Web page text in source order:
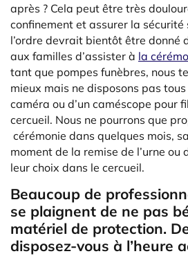
après ? Cela peut être très
confinement et assurer la
l’ordre devrait bientôt être donné
aux familles d’assister à la
tant que pompes funèbres, nous
mieux mais ne disposons pas
caméra ou d’un caméscope pour
cercueil. Nous ne pourrons que
cérémonie dans quelques mois,
moment de la remise de l’urne ou
leur choix dans le cercueil.
Beaucoup de
se plaignent de ne pas
matériel de protection.
disposez-vous à l’heure